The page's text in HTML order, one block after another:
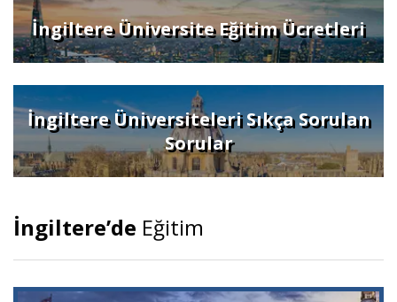
İngiltere Üniversite Eğitim Ücretleri
İngiltere Üniversiteleri Sıkça Sorulan
Sorular
İngiltere’de Eğitim